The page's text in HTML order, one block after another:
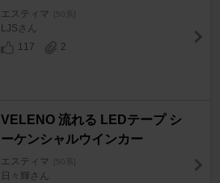
エスティマ [50系]
LJSさん
117
2
VELENO 流れる LEDテープ シ
ーケンシャルウインカー
エスティマ [50系]
日々輝さん